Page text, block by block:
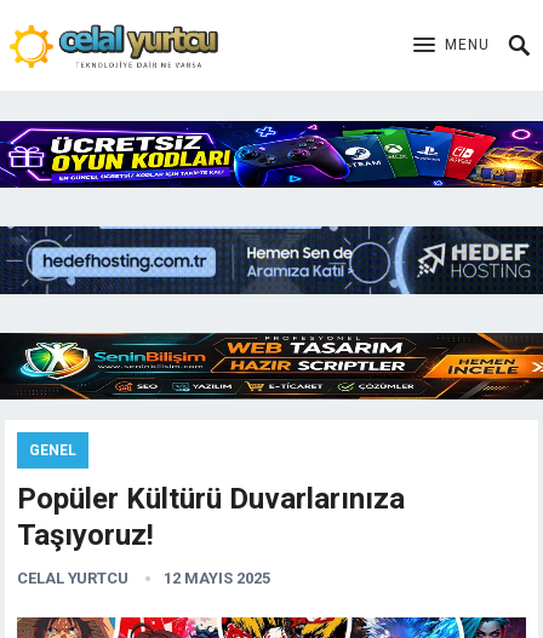
MENU
GENEL
Popüler Kültürü Duvarlarınıza
Taşıyoruz!
CELAL YURTCU 12 MAYIS 2025